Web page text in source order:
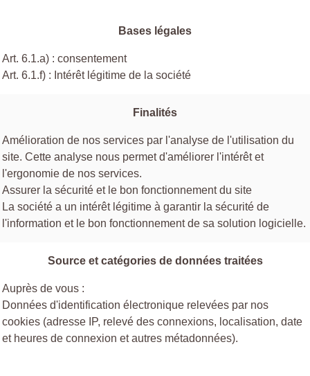
Bases légales
Art. 6.1.a) : consentement
Art. 6.1.f) : Intérêt légitime de la société
Finalités
Amélioration de nos services par l'analyse de l'utilisation du
site. Cette analyse nous permet d'améliorer l'intérêt et
l'ergonomie de nos services.
Assurer la sécurité et le bon fonctionnement du site
La société a un intérêt légitime à garantir la sécurité de
l'information et le bon fonctionnement de sa solution logicielle.
Source et catégories de données traitées
Auprès de vous :
Données d'identification électronique relevées par nos
cookies (adresse IP, relevé des connexions, localisation, date
et heures de connexion et autres métadonnées).